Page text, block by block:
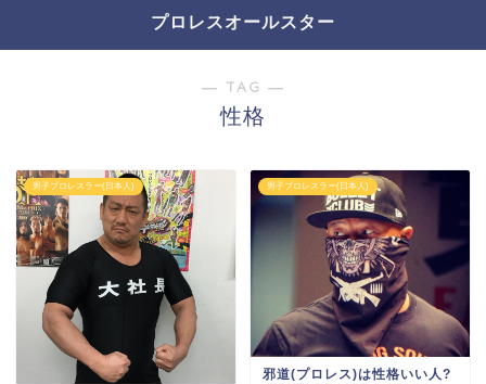
プロレスオールスター
― TAG ―
性格
男子プロレスラー(日本人) 男子プロレスラー(日本人)
邪道(プロレス)は性格いい人?